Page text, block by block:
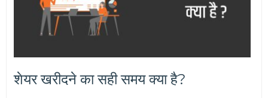
शेयर खरीदने का सही समय क्या है?